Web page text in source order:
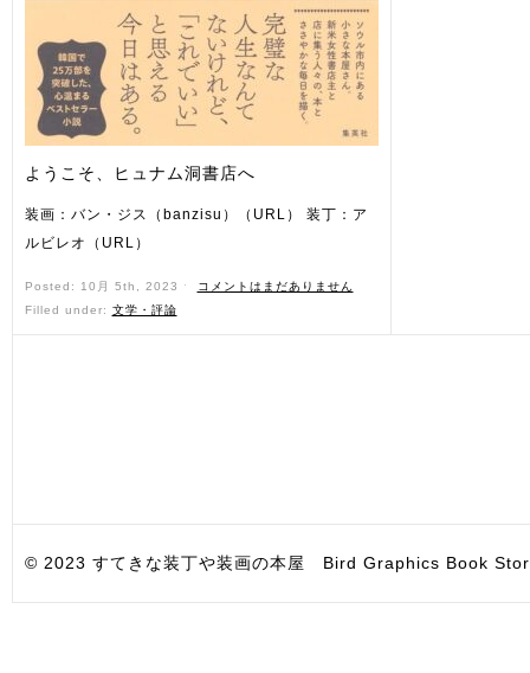
ようこそ、ヒュナム洞書店へ
装画：バン・ジス（banzisu）（URL） 装丁：ア
ルビレオ（URL）
Posted: 10月 5th, 2023 ˑ
コメントはまだありません
Filled under: 文学・評論
© 2023 すてきな装丁や装画の本屋 Bird Graphics Book